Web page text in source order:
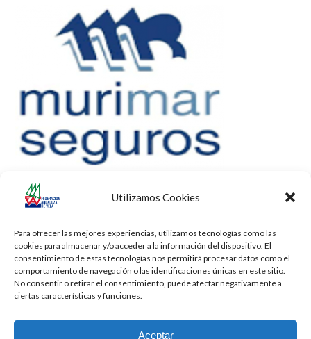
Utilizamos Cookies
Para ofrecer las mejores experiencias, utilizamos tecnologías como las
cookies para almacenar y/o acceder a la información del dispositivo. El
consentimiento de estas tecnologías nos permitirá procesar datos como el
comportamiento de navegación o las identificaciones únicas en este sitio.
No consentir o retirar el consentimiento, puede afectar negativamente a
ciertas características y funciones.
Aceptar